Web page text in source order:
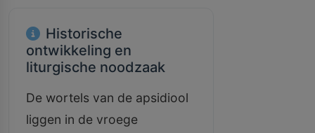
Historische
ontwikkeling en
liturgische noodzaak
De wortels van de apsidiool
liggen in de vroege